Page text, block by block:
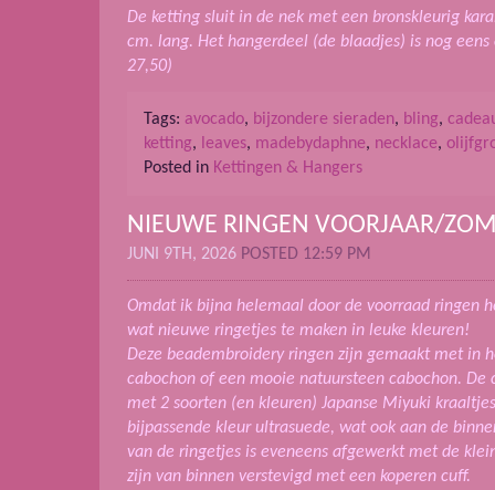
De ketting sluit in de nek met een bronskleurig
cm. lang. Het hangerdeel (de blaadjes) is nog
27,50)
Tags: avocado, bijzondere sieraden, bling,
ketting, leaves, madebydaphne, necklace,
Posted in Kettingen & Hangers
NIEUWE RINGEN VOORJAAR/
JUNI 9TH, 2026 POSTED 12:59 PM
Omdat ik bijna helemaal door de voorraad ringen
wat nieuwe ringetjes te maken in leuke kleuren!
Deze beadembroidery ringen zijn gemaakt met in
cabochon of een mooie natuursteen cabochon. De
met 2 soorten (en kleuren) Japanse Miyuki
bijpassende kleur ultrasuede, wat ook aan de
van de ringetjes is eveneens afgewerkt met de
zijn van binnen verstevigd met een koperen cuff.